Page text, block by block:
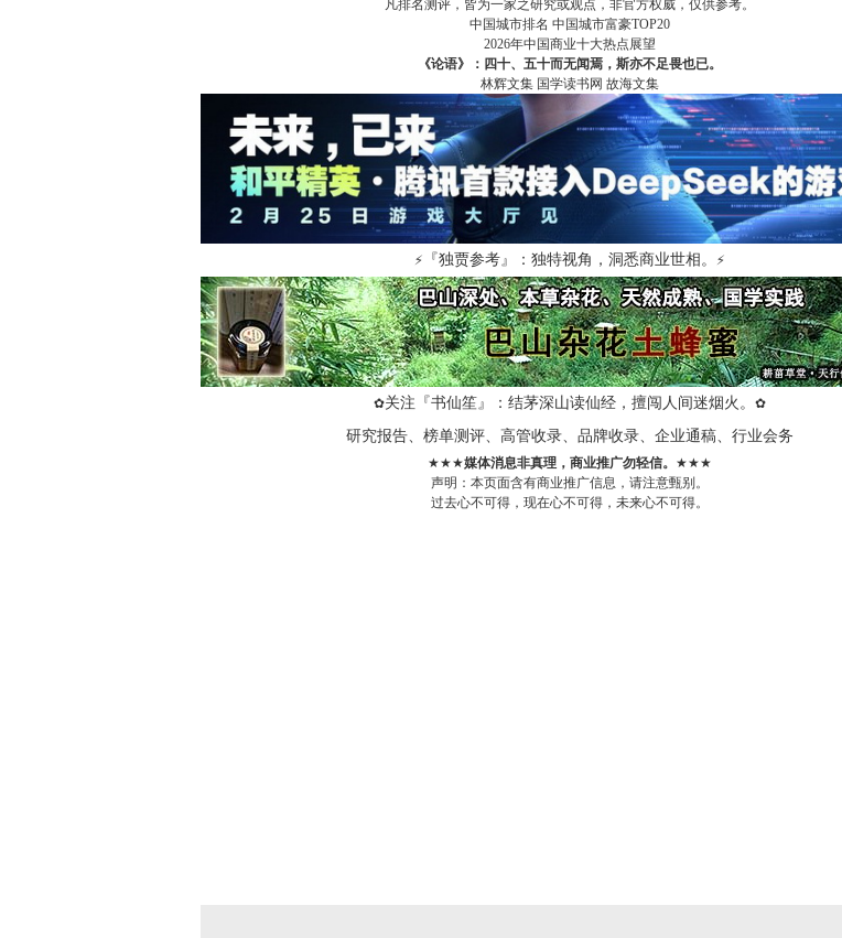
凡排名测评，皆为一家之研究或观点，非官方权威，仅供参考。
中国城市排名 中国城市富豪TOP20
2026年中国商业十大热点展望
《论语》：四十、五十而无闻焉，斯亦不足畏也已。
林辉文集 国学读书网 故海文集
⚡ 『独贾参考』：独特视角，洞悉商业世相。 ⚡
✿关注『书仙笙』：结茅深山读仙经，擅闯人间迷烟火。 ✿
研究报告、榜单测评、高管收录、品牌收录、企业通稿、行业会务
★★★媒体消息非真理，商业推广勿轻信。 ★★★
声明：本页面含有商业推广信息，请注意甄别。
过去心不可得，现在心不可得，未来心不可得。